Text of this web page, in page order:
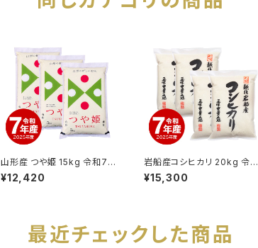
山形産 つや姫 15kg 令和7年
産
¥12,420
岩船産コシヒカリ 20kg 令和
7年産
¥15,300
最近チェックした商品